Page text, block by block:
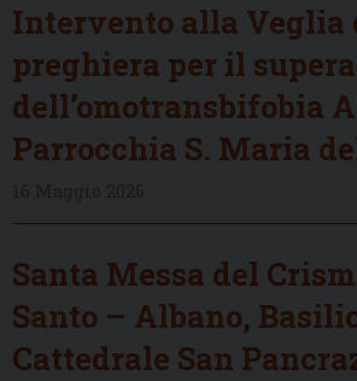
Intervento alla Veglia
preghiera per il
dell’omotransbifobia
Parrocchia S. Maria
Santa Messa del
Santo – Albano,
Cattedrale San